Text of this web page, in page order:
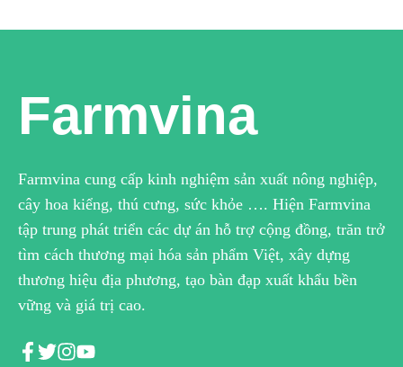
Farmvina
Farmvina cung cấp kinh nghiệm sản xuất nông nghiệp,
cây hoa kiểng, thú cưng, sức khỏe …. Hiện Farmvina
tập trung phát triển các dự án hỗ trợ cộng đồng, trăn trở
tìm cách thương mại hóa sản phẩm Việt, xây dựng
thương hiệu địa phương, tạo bàn đạp xuất khẩu bền
vững và giá trị cao.